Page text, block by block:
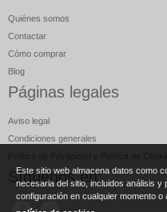
Quiénes somos
Contactar
Cómo comprar
Blog
Páginas legales
Aviso legal
Condiciones generales
Síguenos en:
Este sitio web almacena datos como
necesaria del sitio, incluidos análisis
configuración en cualquier momento o